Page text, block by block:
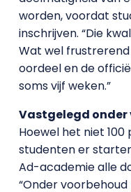
worden, voordat
inschrijven. “Die
Wat wel frustrerend
oordeel en de
soms vijf weken.”
Vastgelegd onder
Hoewel het niet
studenten er
Ad-academie alle
“Onder